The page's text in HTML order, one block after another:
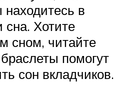
находитесь в
сна. Хотите
сном, читайте
помогут
сон вкладчиков.